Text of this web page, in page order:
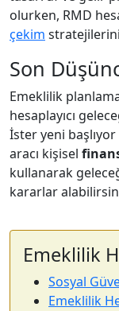
olurken, RMD
çekim
Son
Emeklilik
hesaplayıcı
İster yeni
aracı kişisel
kullanarak
kararlar
Emeklilik
Sosyal
Emeklilik